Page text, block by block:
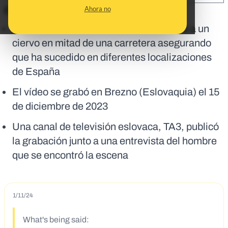
Ahora no
Se difunde un vídeo de un oso atacando a un
ciervo en mitad de una carretera asegurando
que ha sucedido en diferentes localizaciones
de España
El vídeo se grabó en Brezno (Eslovaquia) el 15
de diciembre de 2023
Una canal de televisión eslovaca, TA3, publicó
la grabación junto a una entrevista del hombre
que se encontró la escena
1/11/24
What's being said: